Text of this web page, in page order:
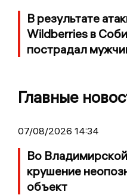
В результате
Wildberries в
пострадал
Главные
07/08/2026 14:34
Во
крушение
объект